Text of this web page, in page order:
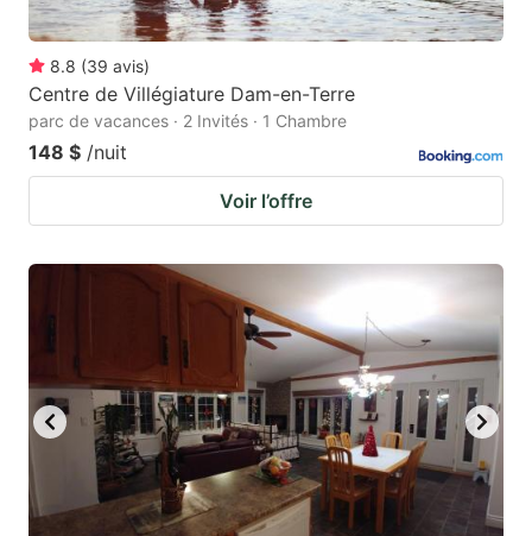
8.8 (39 avis)
Centre de Villégiature Dam-en-Terre
parc de vacances · 2 Invités · 1 Chambre
148 $ /nuit
Voir l’offre